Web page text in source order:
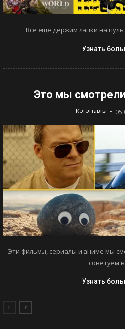
Все еще держим лапки на
Узнать
Это мы
Котонавты -
Эти фильмы, сериалы и аниме мы
советуем
Узнать